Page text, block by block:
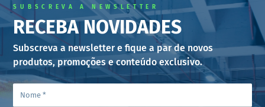
SUBSCREVA A NEWSLETTER
RECEBA NOVIDADES
Subscreva a newsletter e fique a par de novos
produtos, promoções e conteúdo exclusivo.